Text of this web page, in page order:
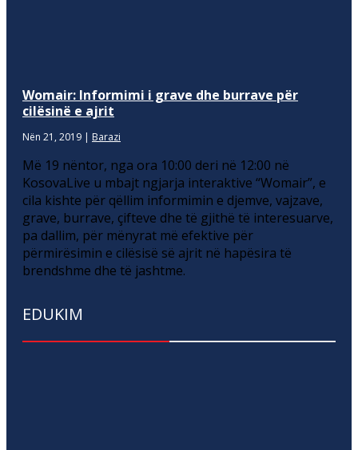
Womair: Informimi i grave dhe burrave për
cilësinë e ajrit
Nën 21, 2019 | Barazi
Më 19 nëntor, nga ora 10:00 deri në 12:00 në
KosovaLive u mbajt ngjarja interaktive “Womair”, e
cila kishte për qëllim informimin e djemve, vajzave,
grave, burrave, çifteve dhe të gjithë të interesuarve,
pa dallim, për mënyrat më efektive për
përmirësimin e cilësisë së ajrit në hapësira të
brendshme dhe të jashtme.
EDUKIM